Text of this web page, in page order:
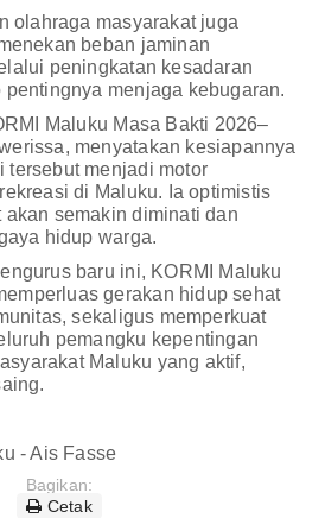
olahraga masyarakat juga
beban jaminan
peningkatan kesadaran
pentingnya menjaga kebugaran.
Maluku Masa Bakti 2026–
menyatakan kesiapannya
tersebut menjadi motor
di Maluku. Ia optimistis
semakin diminati dan
hidup warga.
baru ini, KORMI Maluku
gerakan hidup sehat
sekaligus memperkuat
pemangku kepentingan
Maluku yang aktif,
- Ais Fasse
Bagikan:
Cetak